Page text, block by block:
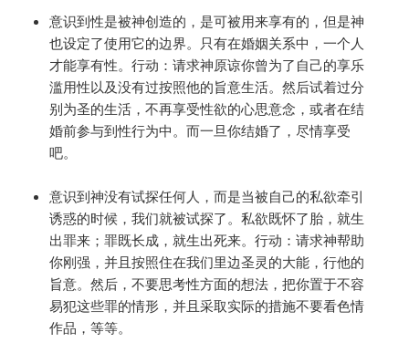
意识到性是被神创造的，是可被用来享有的，但是神
也设定了使用它的边界。只有在婚姻关系中，一个人
才能享有性。行动：请求神原谅你曾为了自己的享乐
滥用性以及没有过按照他的旨意生活。然后试着过分
别为圣的生活，不再享受性欲的心思意念，或者在结
婚前参与到性行为中。而一旦你结婚了，尽情享受
吧。
意识到神没有试探任何人，而是当被自己的私欲牵引
诱惑的时候，我们就被试探了。私欲既怀了胎，就生
出罪来；罪既长成，就生出死来。行动：请求神帮助
你刚强，并且按照住在我们里边圣灵的大能，行他的
旨意。然后，不要思考性方面的想法，把你置于不容
易犯这些罪的情形，并且采取实际的措施不要看色情
作品，等等。